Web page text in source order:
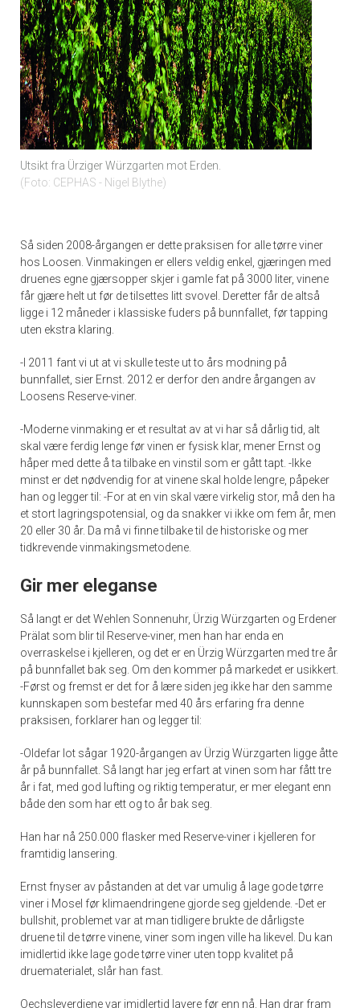
Utsikt fra Ürziger Würzgarten mot Erden.
Foto: CEPHAS - Nigel Blythe
Så siden 2008-årgangen er dette praksisen for alle tørre viner
hos Loosen. Vinmakingen er ellers veldig enkel, gjæringen med
druenes egne gjærsopper skjer i gamle fat på 3000 liter, vinene
får gjære helt ut før de tilsettes litt svovel. Deretter får de altså
ligge i 12 måneder i klassiske fuders på bunnfallet, før tapping
uten ekstra klaring.
-I 2011 fant vi ut at vi skulle teste ut to års modning på
bunnfallet, sier Ernst. 2012 er derfor den andre årgangen av
Loosens Reserve-viner.
-Moderne vinmaking er et resultat av at vi har så dårlig tid, alt
skal være ferdig lenge før vinen er fysisk klar, mener Ernst og
håper med dette å ta tilbake en vinstil som er gått tapt. -Ikke
minst er det nødvendig for at vinene skal holde lengre, påpeker
han og legger til: -For at en vin skal være virkelig stor, må den ha
et stort lagringspotensial, og da snakker vi ikke om fem år, men
20 eller 30 år. Da må vi finne tilbake til de historiske og mer
tidkrevende vinmakingsmetodene.
Gir mer eleganse
Så langt er det Wehlen Sonnenuhr, Ürzig Würzgarten og Erdener
Prälat som blir til Reserve-viner, men han har enda en
overraskelse i kjelleren, og det er en Ürzig Würzgarten med tre år
på bunnfallet bak seg. Om den kommer på markedet er usikkert.
-Først og fremst er det for å lære siden jeg ikke har den samme
kunnskapen som bestefar med 40 års erfaring fra denne
praksisen, forklarer han og legger til:
-Oldefar lot sågar 1920-årgangen av Ürzig Würzgarten ligge åtte
år på bunnfallet. Så langt har jeg erfart at vinen som har fått tre
år i fat, med god lufting og riktig temperatur, er mer elegant enn
både den som har ett og to år bak seg.
Han har nå 250.000 flasker med Reserve-viner i kjelleren for
framtidig lansering.
Ernst fnyser av påstanden at det var umulig å lage gode tørre
viner i Mosel før klimaendringene gjorde seg gjeldende. -Det er
bullshit, problemet var at man tidligere brukte de dårligste
druene til de tørre vinene, viner som ingen ville ha likevel. Du kan
imidlertid ikke lage gode tørre viner uten topp kvalitet på
druematerialet, slår han fast.
Oechsleverdiene var imidlertid lavere før enn nå. Han drar fram